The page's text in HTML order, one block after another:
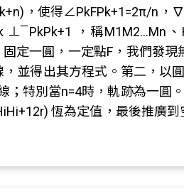
，使得∠PkFPk+1=2π/n
⊥ ̅ PkPk+1 ，稱M1M2…Mn
定一圓，一定點F，我們發現
並得出其方程式。第二，以
特別當n=4時，軌跡為一圓
恆為定值，最後推廣